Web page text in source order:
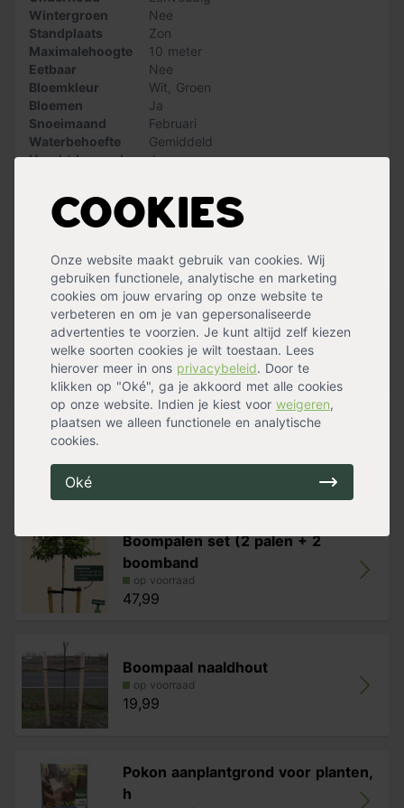
Cookies
Onze website maakt gebruik van cookies. Wij
gebruiken functionele, analytische en marketing
cookies om jouw ervaring op onze website te
verbeteren en om je van gepersonaliseerde
advertenties te voorzien. Je kunt altijd zelf kiezen
welke soorten cookies je wilt toestaan. Lees
hierover meer in ons privacybeleid. Door te
klikken op "Oké", ga je akkoord met alle cookies
op onze website. Indien je kiest voor weigeren,
plaatsen we alleen functionele en analytische
cookies.
Oké
bodem goed vochtdoorlatend is.
Let op: bij het kiezen van een boom is de stamomtrek
leidend. De bij de stamomtrek genoemde hoogte is
slechts een indicatie. Dus aan de hoogte indicatie
kunnen geen rechten worden ontleend.
Wintergroen
Nee
Standplaats
Zon
Maximalehoogte
10 meter
Eetbaar
Nee
Bloemkleur
Wit
Groen
Bloemen
Ja
Snoeimaand
Februari
Waterbehoefte
Gemiddeld
Vruchtdragend
Ja
Groeisnelheid
Langzaam
Vorm
Hoogstam
Meer specificaties »
Handig voor erbij
Boomband met gesp
op voorraad
11,99
Boompalen set (2 palen + 2
boomband
op voorraad
47,99
Boompaal naaldhout
op voorraad
19,99
Pokon aanplantgrond voor planten,
h